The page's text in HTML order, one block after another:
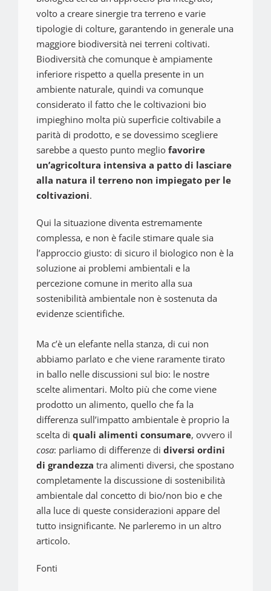
volto a creare sinergie tra terreno e varie
tipologie di colture, garantendo in generale una
maggiore biodiversità nei terreni coltivati.
Biodiversità che comunque è ampiamente
inferiore rispetto a quella presente in un
ambiente naturale, quindi va comunque
considerato il fatto che le coltivazioni bio
impieghino molta più superficie coltivabile a
parità di prodotto, e se dovessimo scegliere
sarebbe a questo punto meglio favorire
un’agricoltura intensiva a patto di lasciare
alla natura il terreno non impiegato per le
coltivazioni.
Qui la situazione diventa estremamente
complessa, e non è facile stimare quale sia
l’approccio giusto: di sicuro il biologico non è la
soluzione ai problemi ambientali e la
percezione comune in merito alla sua
sostenibilità ambientale non è sostenuta da
evidenze scientifiche.
Ma c’è un elefante nella stanza, di cui non
abbiamo parlato e che viene raramente tirato
in ballo nelle discussioni sul bio: le nostre
scelte alimentari. Molto più che come viene
prodotto un alimento, quello che fa la
differenza sull’impatto ambientale è proprio la
scelta di quali alimenti consumare, ovvero il
cosa: parliamo di differenze di diversi ordini
di grandezza tra alimenti diversi, che spostano
completamente la discussione di sostenibilità
ambientale dal concetto di bio/non bio e che
alla luce di queste considerazioni appare del
tutto insignificante. Ne parleremo in un altro
articolo.
Fonti